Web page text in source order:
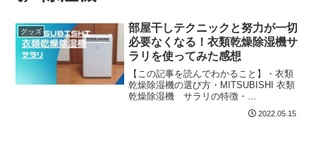
グッズ
部屋干しテクニックと努力が一切
必要なくなる！衣類乾燥除湿機サ
ラリを使ってみた感想
【この記事を読んでわかること】・衣類
乾燥除湿機の選び方・MITSUBISHI 衣類
乾燥除湿機 サラリの特徴・
MITSUBISHI 衣類乾燥除湿機 サラリを使
った感想・MITSUBISHI 衣類乾燥除湿機
2022.05.15